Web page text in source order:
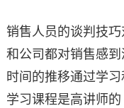
销售人员的谈判技
和公司都对销售感
时间的推移通过学
学习课程是高讲师的